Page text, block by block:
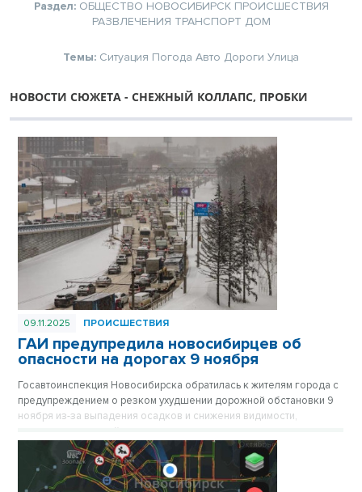
Раздел: ОБЩЕСТВО НОВОСИБИРСК ПРОИСШЕСТВИЯ
РАЗВЛЕЧЕНИЯ ТРАНСПОРТ ДОМ
Темы: Ситуация Погода Авто Дороги Улица
НОВОСТИ СЮЖЕТА - СНЕЖНЫЙ КОЛЛАПС, ПРОБКИ
09.11.2025 ПРОИСШЕСТВИЯ
ГАИ предупредила новосибирцев об
опасности на дорогах 9 ноября
Госавтоинспекция Новосибирска обратилась к жителям города с
предупреждением о резком ухудшении дорожной обстановки 9
ноября из-за выпадения осадков и снижения видимости,